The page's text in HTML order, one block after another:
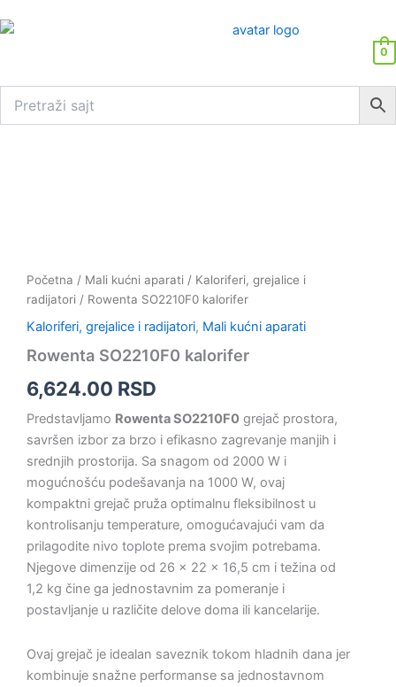
0
Početna / Mali kućni aparati / Kaloriferi, grejalice i
radijatori / Rowenta SO2210F0 kalorifer
Kaloriferi, grejalice i radijatori, Mali kućni aparati
Rowenta SO2210F0 kalorifer
6,624.00 RSD
Predstavljamo Rowenta SO2210F0 grejač prostora,
savršen izbor za brzo i efikasno zagrevanje manjih i
srednjih prostorija. Sa snagom od 2000 W i
mogućnošću podešavanja na 1000 W, ovaj
kompaktni grejač pruža optimalnu fleksibilnost u
kontrolisanju temperature, omogućavajući vam da
prilagodite nivo toplote prema svojim potrebama.
Njegove dimenzije od 26 x 22 x 16,5 cm i težina od
1,2 kg čine ga jednostavnim za pomeranje i
postavljanje u različite delove doma ili kancelarije.
Ovaj grejač je idealan saveznik tokom hladnih dana jer
kombinuje snažne performanse sa jednostavnom